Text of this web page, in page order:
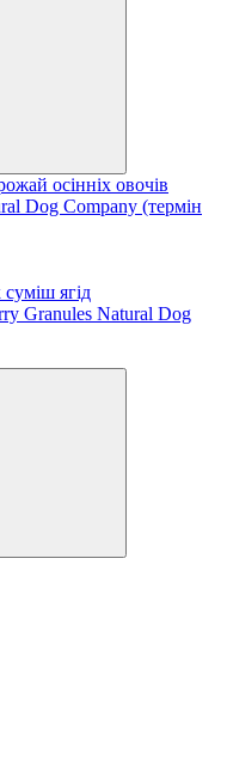
осінніх овочів
Dog Company (термін